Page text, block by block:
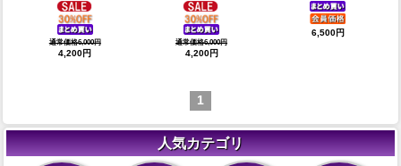
通常価格6,000円
4,200円
通常価格6,000円
4,200円
6,500円
1
人気カテゴリ